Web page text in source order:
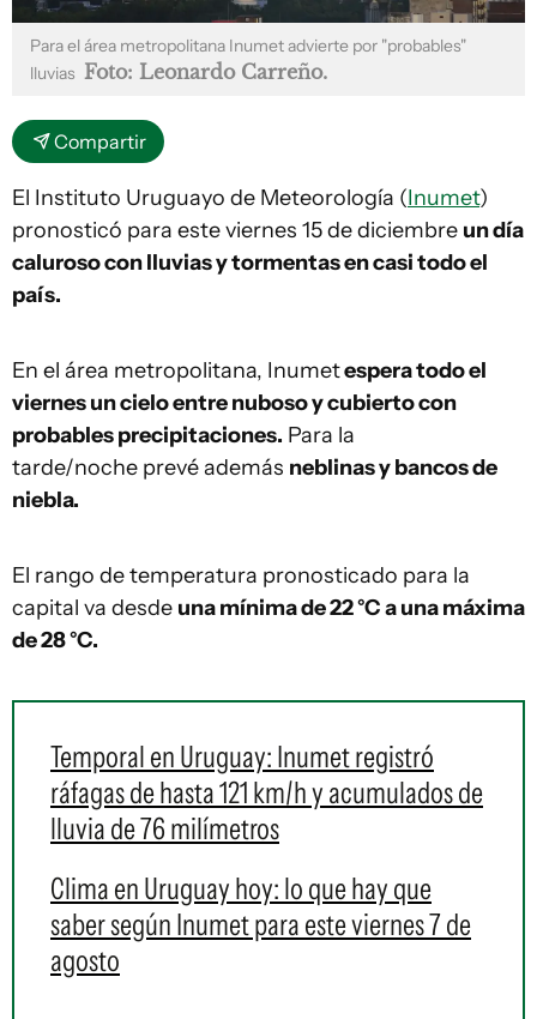
Para el área metropolitana Inumet advierte por "probables"
lluvias Foto: Leonardo Carreño.
Compartir
El Instituto Uruguayo de Meteorología (Inumet)
pronosticó para este viernes 15 de diciembre un día
caluroso con lluvias y tormentas en casi todo el
país.
En el área metropolitana, Inumetespera todo el
viernes un cielo entre nuboso y cubierto con
probables precipitaciones. Para la
tarde/noche prevé además neblinas y bancos de
niebla.
El rango de temperatura pronosticado para la
capital va desde una mínima de 22 °C a una máxima
de 28 °C.
Temporal en Uruguay: Inumet registró
ráfagas de hasta 121 km/h y acumulados de
lluvia de 76 milímetros
Clima en Uruguay hoy: lo que hay que
saber según Inumet para este viernes 7 de
agosto